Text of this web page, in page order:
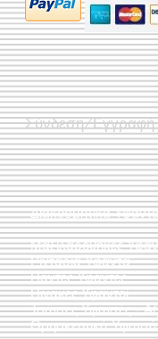
Σύνδεση/Εγγραφή
Διακοσμητικά
Μαξιλαροθήκες
Ριχτάρια Υφαντά
Πάντες Υφαντές
Πίνακες Υφαντοί
Τσάντες Υφαντές -
Θρησκευτικά